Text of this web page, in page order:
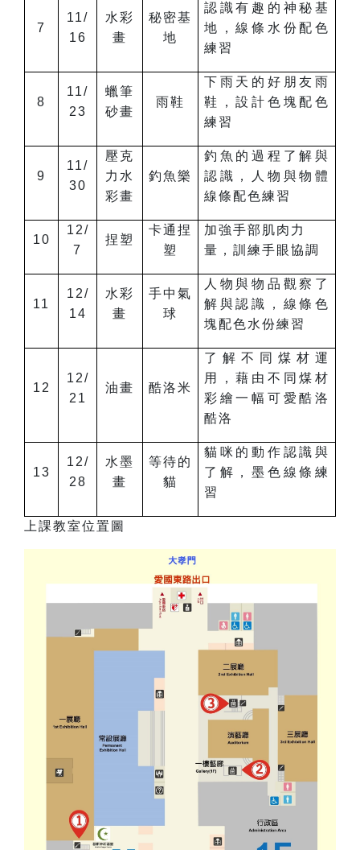
7
11/
16
水彩
畫
秘密基
地
認識有趣的神秘基
地，線條水份配色
練習
8
11/
23
蠟筆
砂畫
雨鞋
下雨天的好朋友雨
鞋，設計色塊配色
練習
9
11/
30
壓克
力水
彩畫
釣魚樂
釣魚的過程了解與
認識，人物與物體
線條配色練習
10
12/
7
捏塑
卡通捏
塑
加強手部肌肉力
量，訓練手眼協調
11
12/
14
水彩
畫
手中氣
球
人物與物品觀察了
解與認識，線條色
塊配色水份練習
12
12/
21
油畫 酷洛米
了解不同煤材運
用，藉由不同煤材
彩繪一幅可愛酷洛
酷洛
13
12/
28
水墨
畫
等待的
貓
貓咪的動作認識與
了解，墨色線條練
習
上課教室位置圖